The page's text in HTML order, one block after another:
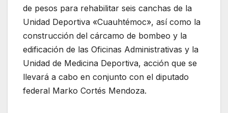
de pesos para rehabilitar seis canchas de la
Unidad Deportiva «Cuauhtémoc», así como la
construcción del cárcamo de bombeo y la
edificación de las Oficinas Administrativas y la
Unidad de Medicina Deportiva, acción que se
llevará a cabo en conjunto con el diputado
federal Marko Cortés Mendoza.